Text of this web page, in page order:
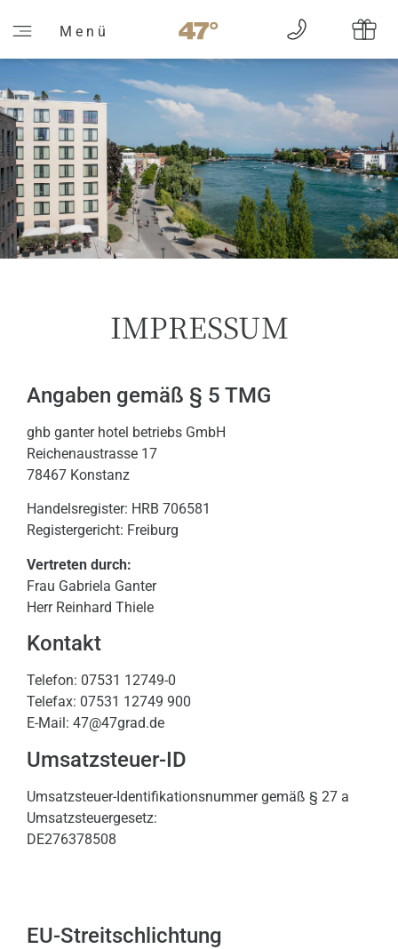
M e n ü
IMPRESSUM
Angaben gemäß § 5 TMG
ghb ganter hotel betriebs GmbH
Reichenaustrasse 17
78467 Konstanz
Handelsregister: HRB 706581
Registergericht: Freiburg
Vertreten durch:
Frau Gabriela Ganter
Herr Reinhard Thiele
Kontakt
Telefon: 07531 12749-0
Telefax: 07531 12749 900
E-Mail: 47@47grad.de
Umsatzsteuer-ID
Umsatzsteuer-Identifikationsnummer gemäß § 27 a
Umsatzsteuergesetz:
DE276378508
EU-Streitschlichtung